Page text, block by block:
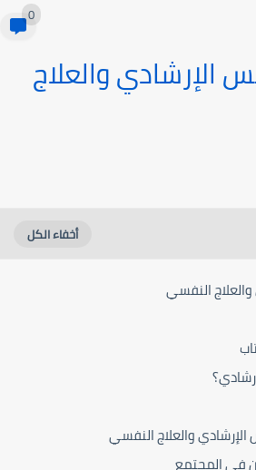
0
الإرشادي والعلاج
النفسي
والعلاج النفسي
في المجتمع